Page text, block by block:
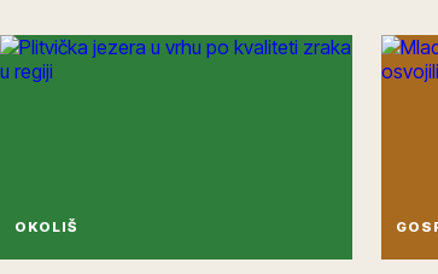
OKOLIŠ